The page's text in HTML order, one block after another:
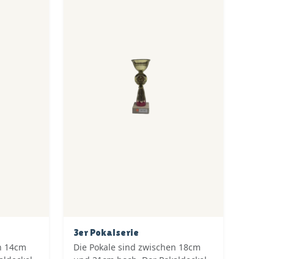
14cm
3er Pokalserie
Die Pokale sind zwischen 18cm